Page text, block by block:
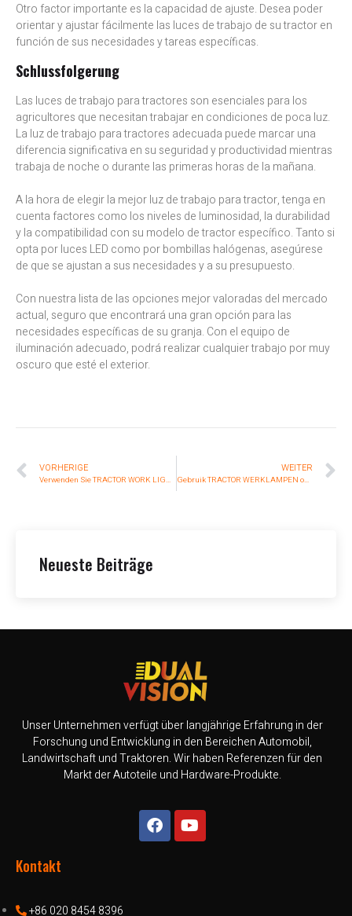
Otro factor importante es la capacidad de ajuste. Desea poder
orientar y ajustar fácilmente las luces de trabajo de su tractor en
función de sus necesidades y tareas específicas.
Schlussfolgerung
Las luces de trabajo para tractores son esenciales para los
agricultores que necesitan trabajar en condiciones de poca luz.
La luz de trabajo para tractores adecuada puede marcar una
diferencia significativa en su seguridad y productividad mientras
trabaja de noche o durante las primeras horas de la mañana.
A la hora de elegir la mejor luz de trabajo para tractor, tenga en
cuenta factores como los niveles de luminosidad, la durabilidad
y la compatibilidad con su modelo de tractor específico. Tanto si
opta por luces LED como por bombillas halógenas, asegúrese
de que se ajustan a sus necesidades y a su presupuesto.
Con nuestra lista de las opciones mejor valoradas del mercado
actual, seguro que encontrará una gran opción para las
necesidades específicas de su granja. Con el equipo de
iluminación adecuado, podrá realizar cualquier trabajo por muy
oscuro que esté el exterior.
VORHERIGE
Verwenden Sie TRACTOR WORK LIGHTS, um Ihre Probleme zu lösen
WEITER
Gebruik TRACTOR WERKLAMPEN om uw problemen op te lossen
Neueste Beiträge
Unser Unternehmen verfügt über langjährige Erfahrung in der
Forschung und Entwicklung in den Bereichen Automobil,
Landwirtschaft und Traktoren. Wir haben Referenzen für den
Markt der Autoteile und Hardware-Produkte.
Kontakt
+86 020 8454 8396